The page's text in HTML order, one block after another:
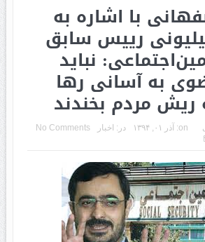
با اشاره به
میلیونی رییس سابق
نباید
به آسانی رها
مردم بخندند
on: آذر ۰۱, ۱۳۹۴ در: اخبار
No Comments